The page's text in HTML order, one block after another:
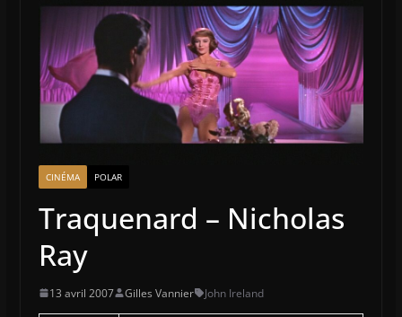
CINÉMA POLAR
Traquenard – Nicholas
Ray
13 avril 2007 Gilles Vannier John Ireland